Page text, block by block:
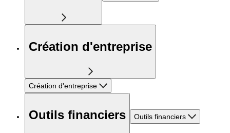
Création d'entreprise
Création d'entreprise
Outils financiers Outils financiers